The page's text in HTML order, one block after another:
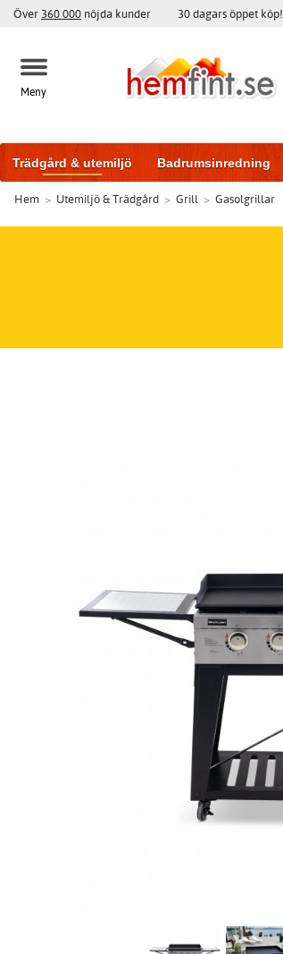
Över 360 000 nöjda kunder 30 dagars öppet köp!
Meny
Trädgård & utemiljö Badrumsinredning
Badrumsmöbler Träningsutrustning
Hem > Utemiljö & Trädgård > Grill > Gasolgrillar